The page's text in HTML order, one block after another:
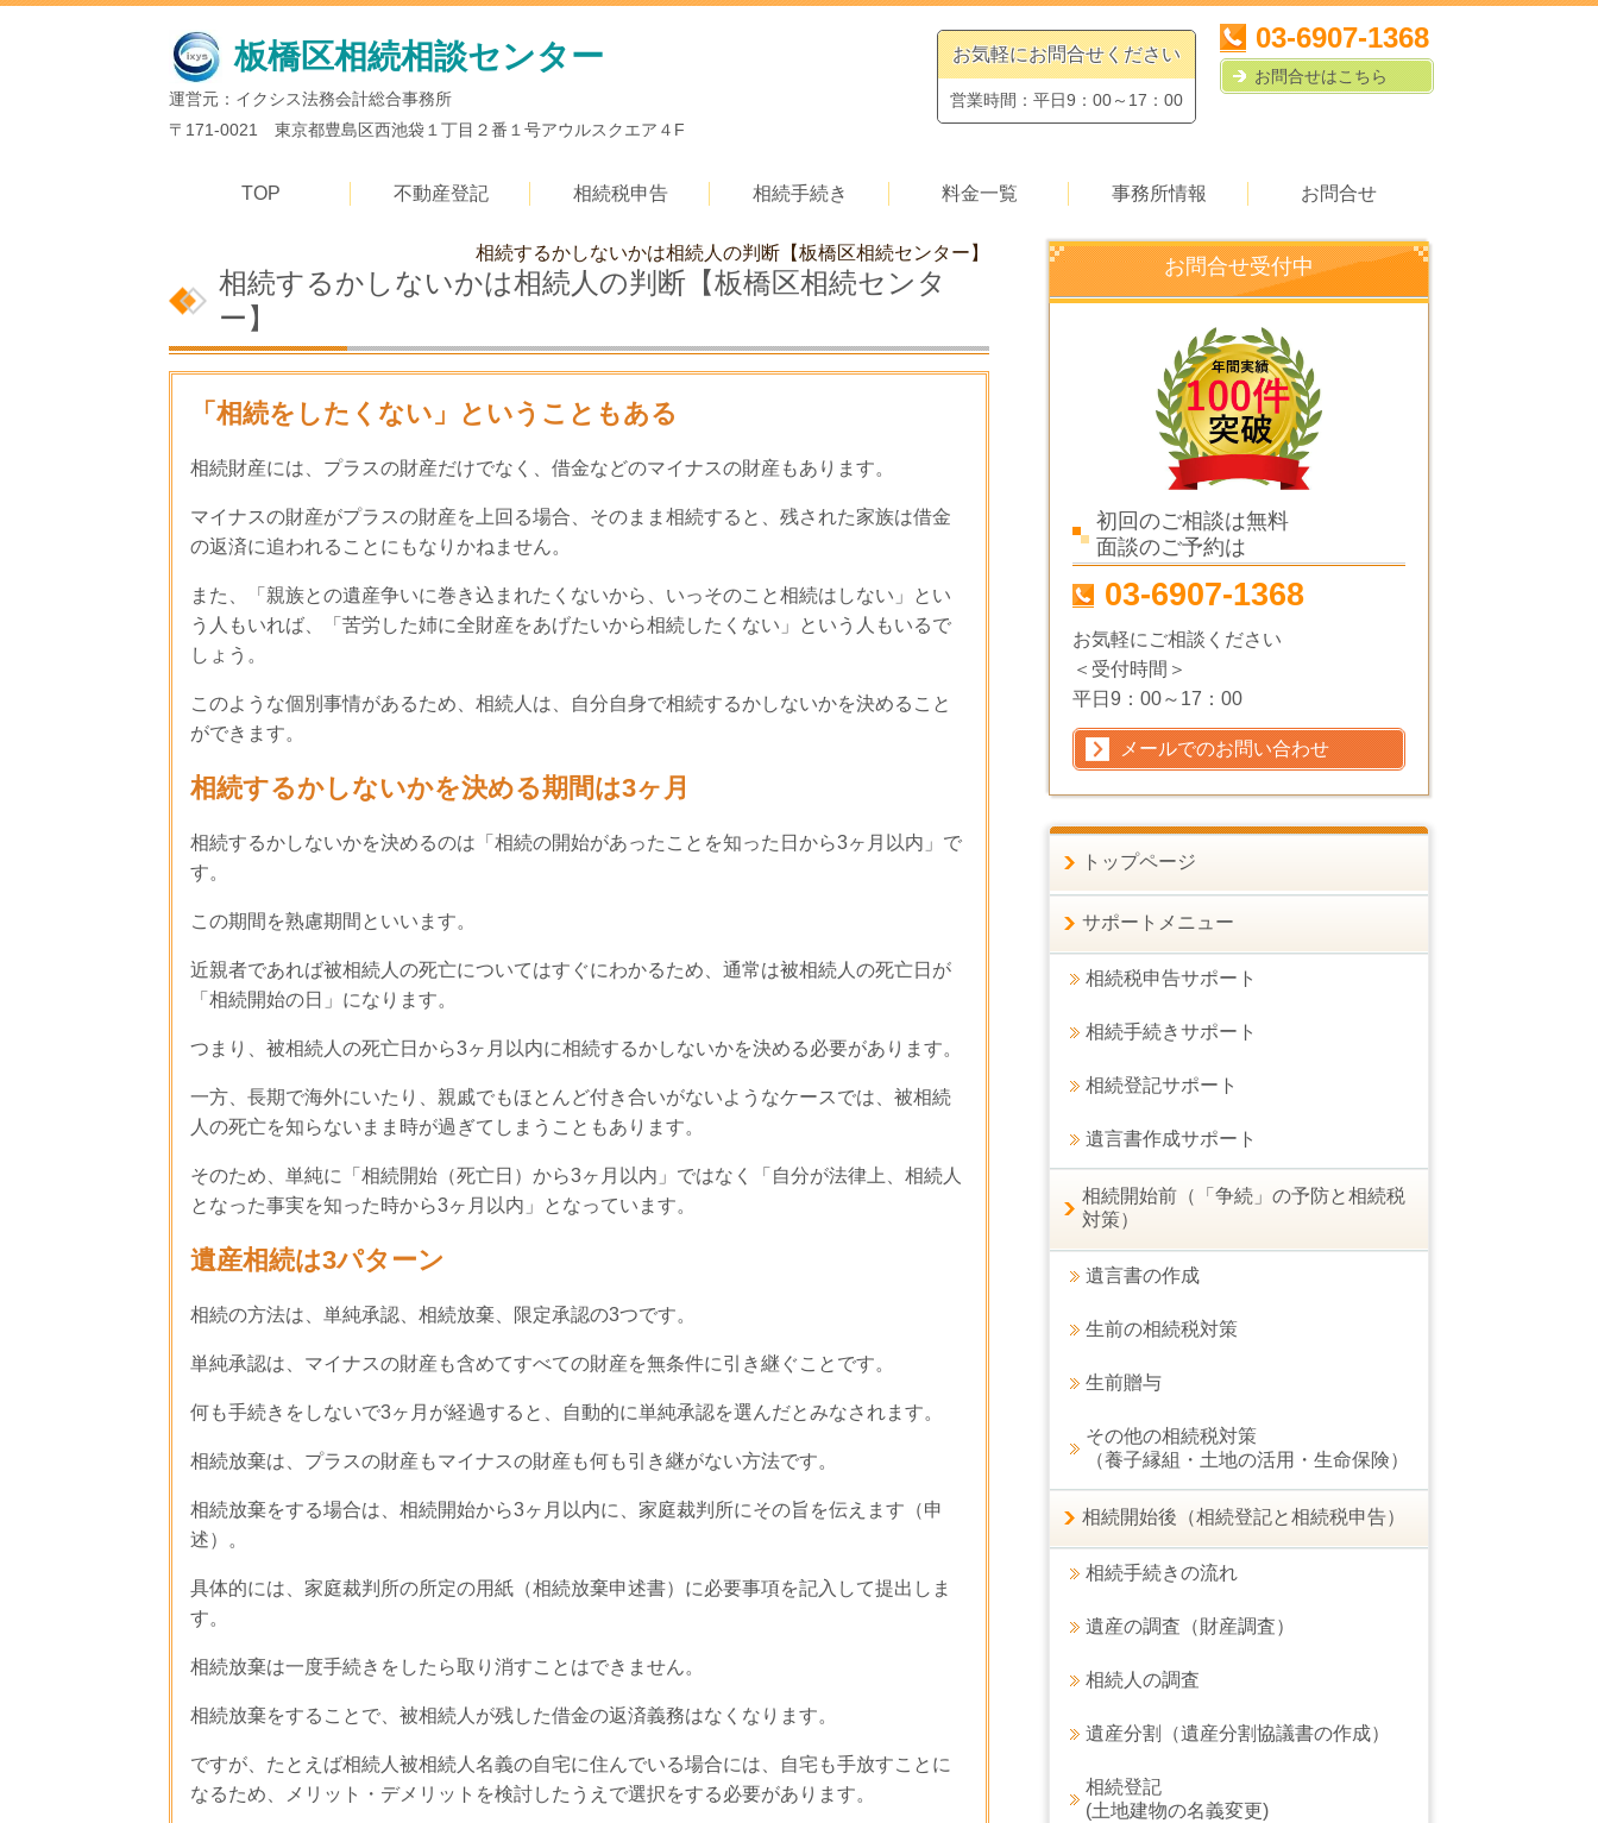
板橋区相続相談センター
運営元：イクシス法務会計総合事務所
〒171-0021 東京都豊島区西池袋１丁目２番１号アウルスクエア４F
お気軽にお問合せください
営業時間：平日9：00～17：00
03-6907-1368
お問合せはこちら
TOP 不動産登記 相続税申告 相続手続き 料金一覧 事務所情報 お問合せ
相続するかしないかは相続人の判断【板橋区相続センター】
相続するかしないかは相続人の判断【板橋区相続センタ
ー】
「相続をしたくない」ということもある
相続財産には、プラスの財産だけでなく、借金などのマイナスの財産もあります。
マイナスの財産がプラスの財産を上回る場合、そのまま相続すると、残された家族は借金
の返済に追われることにもなりかねません。
また、「親族との遺産争いに巻き込まれたくないから、いっそのこと相続はしない」とい
う人もいれば、「苦労した姉に全財産をあげたいから相続したくない」という人もいるで
しょう。
このような個別事情があるため、相続人は、自分自身で相続するかしないかを決めること
ができます。
相続するかしないかを決める期間は3ヶ月
相続するかしないかを決めるのは「相続の開始があったことを知った日から3ヶ月以内」で
す。
この期間を熟慮期間といいます。
近親者であれば被相続人の死亡についてはすぐにわかるため、通常は被相続人の死亡日が
「相続開始の日」になります。
つまり、被相続人の死亡日から3ヶ月以内に相続するかしないかを決める必要があります。
一方、長期で海外にいたり、親戚でもほとんど付き合いがないようなケースでは、被相続
人の死亡を知らないまま時が過ぎてしまうこともあります。
そのため、単純に「相続開始（死亡日）から3ヶ月以内」ではなく「自分が法律上、相続人
となった事実を知った時から3ヶ月以内」となっています。
遺産相続は3パターン
相続の方法は、単純承認、相続放棄、限定承認の3つです。
単純承認は、マイナスの財産も含めてすべての財産を無条件に引き継ぐことです。
何も手続きをしないで3ヶ月が経過すると、自動的に単純承認を選んだとみなされます。
相続放棄は、プラスの財産もマイナスの財産も何も引き継がない方法です。
相続放棄をする場合は、相続開始から3ヶ月以内に、家庭裁判所にその旨を伝えます（申
述）。
具体的には、家庭裁判所の所定の用紙（相続放棄申述書）に必要事項を記入して提出しま
す。
相続放棄は一度手続きをしたら取り消すことはできません。
相続放棄をすることで、被相続人が残した借金の返済義務はなくなります。
ですが、たとえば相続人被相続人名義の自宅に住んでいる場合には、自宅も手放すことに
なるため、メリット・デメリットを検討したうえで選択をする必要があります。
お問合せ受付中
初回のご相談は無料
面談のご予約は
03-6907-1368
お気軽にご相談ください
＜受付時間＞
平日9：00～17：00
メールでのお問い合わせ
トップページ
サポートメニュー
相続税申告サポート
相続手続きサポート
相続登記サポート
遺言書作成サポート
相続開始前（「争続」の予防と相続税
対策）
遺言書の作成
生前の相続税対策
生前贈与
その他の相続税対策
（養子縁組・土地の活用・生命保険）
相続開始後（相続登記と相続税申告）
相続手続きの流れ
遺産の調査（財産調査）
相続人の調査
遺産分割（遺産分割協議書の作成）
相続登記
(土地建物の名義変更)